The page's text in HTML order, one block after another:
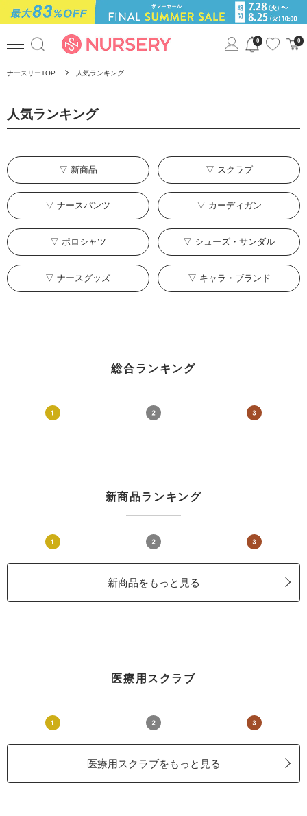
0 0
ナースリーTOP 人気ランキング
人気ランキング
▽ 新商品 ▽ スクラブ
▽ ナースパンツ ▽ カーディガン
▽ ポロシャツ ▽ シューズ・サンダル
▽ ナースグッズ ▽ キャラ・ブランド
総合ランキング
新商品ランキング
新商品をもっと見る
医療用スクラブ
医療用スクラブをもっと見る